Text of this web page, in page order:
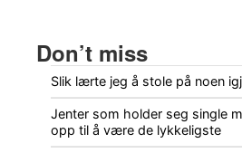
Don’t miss
Slik lærte jeg å stole på noen
Jenter som holder seg single
opp til å være de lykkeligste